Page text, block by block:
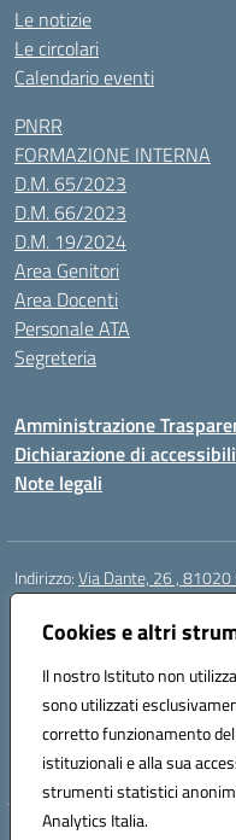
Cookies e altri
Il nostro Istituto non
sono utilizzati
corretto funzionamento
istituzionali e alla sua
strumenti statistici
Analytics Italia.
Le notizie
Le circolari
Calendario eventi
PNRR
FORMAZIONE INTERNA
D.M. 65/2023
D.M. 66/2023
D.M. 19/2024
Area Genitori
Area Docenti
Personale ATA
Segreteria
Amministrazione
Dichiarazione di
Note legali
Indirizzo:Via Dante, 26 , 81020
Centralino:
Posta elettronica certificata
Codice fiscale: 80103200616
Codice meccanografico:
Codice Indice delle Pubbliche
Codice unico di fatturazione